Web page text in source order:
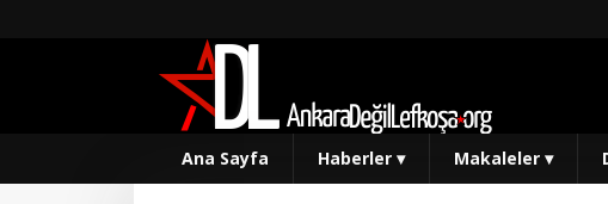
Ana Sayfa Haberler ▾ Makaleler ▾